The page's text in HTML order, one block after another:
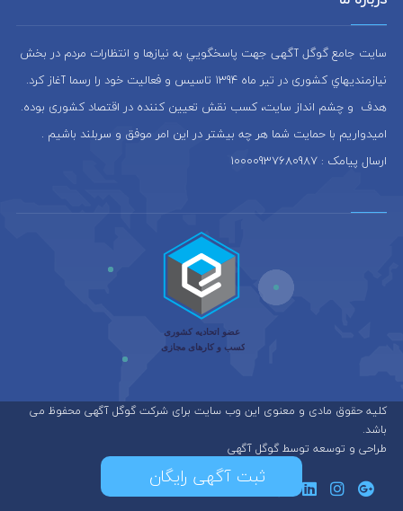
سایت جامع گوگل آگهی جهت پاسخگويي به نيازها و انتظارات مردم در بخش
نيازمنديهاي کشوری در تير ماه 1394 تاسيس و فعاليت خود را رسما آغاز كرد.
هدف و چشم انداز سایت، كسب نقش تعيين كننده در اقتصاد کشوری بوده.
امیدواریم با حمایت شما هر چه بیشتر در این امر موفق و سربلند باشیم .
ارسال پیامک : 10000937680987
کلیه حقوق مادی و معنوی این وب سایت برای شرکت گوگل آگهی محفوظ می
باشد.
طراحی و توسعه توسط گوگل آگهی
ثبت آگهی رایگان